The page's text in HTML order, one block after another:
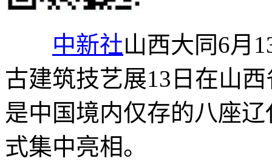
中新社山西大同6月
古建筑技艺展13日在山
是中国境内仅存的八座
式集中亮相。